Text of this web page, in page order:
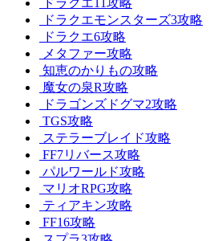
ドラクエモンスターズ3攻略
ドラクエ6攻略
メタファー攻略
知恵のかりもの攻略
魔女の泉R攻略
ドラゴンズドグマ2攻略
TGS攻略
ステラーブレイド攻略
FF7リバース攻略
パルワールド攻略
マリオRPG攻略
ティアキン攻略
FF16攻略